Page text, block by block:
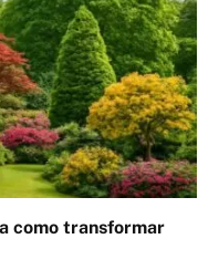
como transformar